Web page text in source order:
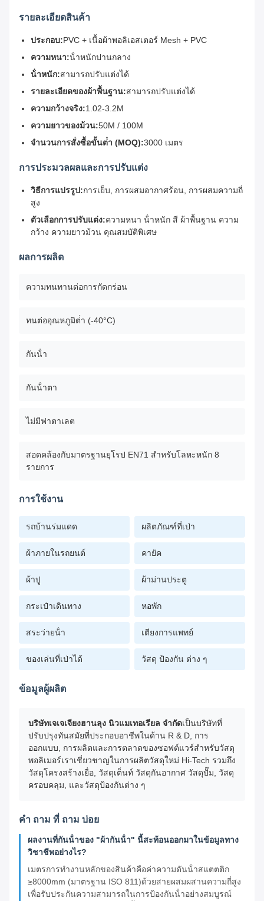
รายละเอียดสินค้า
ประกอบ:PVC + เนื้อผ้าพอลิเอสเตอร์ Mesh + PVC
ความหนา:น้ําหนักปานกลาง
น้ําหนัก:สามารถปรับแต่งได้
รายละเอียดของผ้าพื้นฐาน:สามารถปรับแต่งได้
ความกว้างจริง:1.02-3.2M
ความยาวของม้วน:50M / 100M
จํานวนการสั่งซื้อขั้นต่ํา (MOQ):3000 เมตร
การประมวลผลและการปรับแต่ง
วิธีการแปรรูป:การเย็บ, การผสมอากาศร้อน, การผสมความถี่
สูง
ตัวเลือกการปรับแต่ง:ความหนา น้ําหนัก สี ผ้าพื้นฐาน ความ
กว้าง ความยาวม้วน คุณสมบัติพิเศษ
ผลการผลิต
ความทนทานต่อการกัดกร่อน
ทนต่ออุณหภูมิต่ํา (-40°C)
กันน้ํา
กันน้ําตา
ไม่มีฟาตาเลต
สอดคล้องกับมาตรฐานยุโรป EN71 สําหรับโลหะหนัก 8
รายการ
การใช้งาน
รถบ้านร่มแดด ผลิตภัณฑ์ที่เป่า
ผ้าภายในรถยนต์ คายัค
ผ้าปู ผ้าม่านประตู
กระเป๋าเดินทาง หอพัก
สระว่ายน้ํา เตียงการแพทย์
ของเล่นที่เป่าได้ วัสดุ ป้องกัน ต่าง ๆ
ข้อมูลผู้ผลิต
บริษัทเจเจเจียงฮานลุง นิวแมเทอเรียล จํากัดเป็นบริษัทที่
ปรับปรุงทันสมัยที่ประกอบอาชีพในด้าน R & D, การ
ออกแบบ, การผลิตและการตลาดของซอฟต์แวร์สําหรับวัสดุ
พอลิเมอร์เราเชี่ยวชาญในการผลิตวัสดุใหม่ Hi-Tech รวมถึง
วัสดุโครงสร้างเยื่อ, วัสดุเต็นท์ วัสดุกันอากาศ วัสดุปั๊ม, วัสดุ
ครอบคลุม, และวัสดุป้องกันต่าง ๆ
คํา ถาม ที่ ถาม บ่อย
ผลงานที่กันน้ําของ "ผ้ากันน้ํา" นี้สะท้อนออกมาในข้อมูลทาง
วิชาชีพอย่างไร?
เมตรการทํางานหลักของสินค้าคือค่าความดันน้ําสแตตติก
≥8000mm (มาตรฐาน ISO 811)ด้วยสายผสมผสานความถี่สูง
เพื่อรับประกันความสามารถในการป้องกันน้ําอย่างสมบูรณ์